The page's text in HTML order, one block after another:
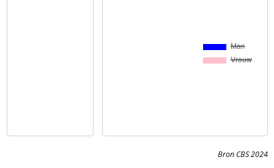
Bron CBS 2024